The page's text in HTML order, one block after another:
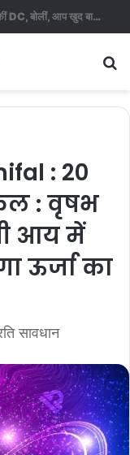
Haryana news : NCR री-ड्रॉइंग पर राजस्थान बना रोड़ा, जींद-करनाल नहीं होंगे बाहर
: 20
: वृषभ
आय में
ऊर्जा का
सावधान